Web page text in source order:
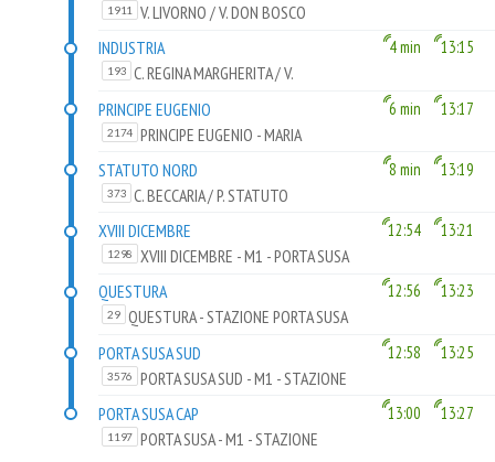
1911 V. LIVORNO / V. DON BOSCO
INDUSTRIA
193
C. REGINA MARGHERITA / V.
BONZANIGO
4 min 13:15
PRINCIPE EUGENIO
2174 PRINCIPE EUGENIO - MARIA
AUSILIATRICE
6 min 13:17
STATUTO NORD
373 C. BECCARIA / P. STATUTO
8 min 13:19
XVIII DICEMBRE
1298 XVIII DICEMBRE - M1 - PORTA SUSA
12:54 13:21
QUESTURA
29 QUESTURA - STAZIONE PORTA SUSA
12:56 13:23
PORTA SUSA SUD
3576 PORTA SUSA SUD - M1 - STAZIONE
12:58 13:25
PORTA SUSA CAP
1197 PORTA SUSA - M1 - STAZIONE
13:00 13:27